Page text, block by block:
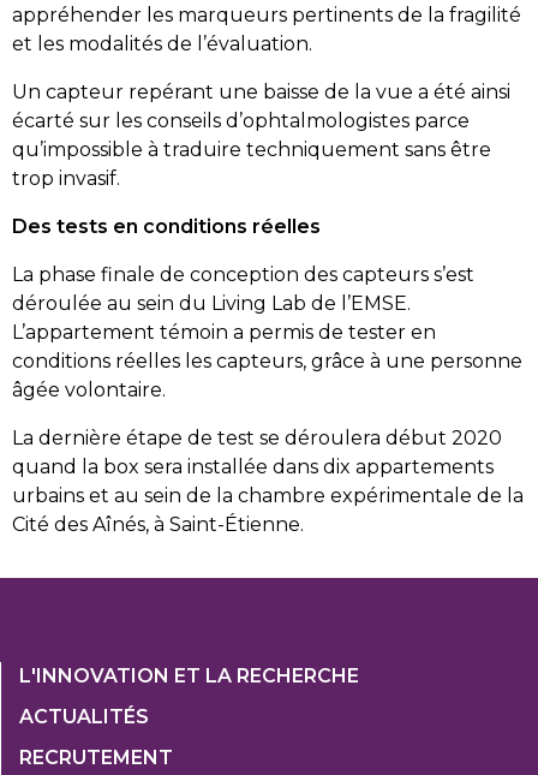
appréhender les marqueurs pertinents de la fragilité
et les modalités de l’évaluation.
Un capteur repérant une baisse de la vue a été ainsi
écarté sur les conseils d’ophtalmologistes parce
qu’impossible à traduire techniquement sans être
trop invasif.
Des tests en conditions réelles
La phase finale de conception des capteurs s’est
déroulée au sein du Living Lab de l’EMSE.
L’appartement témoin a permis de tester en
conditions réelles les capteurs, grâce à une personne
âgée volontaire.
La dernière étape de test se déroulera début 2020
quand la box sera installée dans dix appartements
urbains et au sein de la chambre expérimentale de la
Cité des Aînés, à Saint-Étienne.
Footer
1
Col
L'INNOVATION ET LA RECHERCHE
ACTUALITÉS
RECRUTEMENT